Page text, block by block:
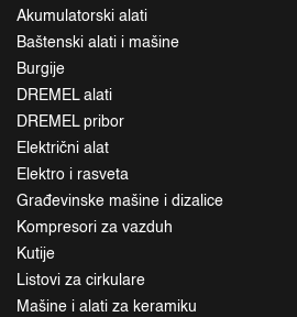
Akumulatorski alati
Baštenski alati i mašine
Burgije
DREMEL alati
DREMEL pribor
Električni alat
Elektro i rasveta
Građevinske mašine i dizalice
Kompresori za vazduh
Kutije
Listovi za cirkulare
Mašine i alati za keramiku